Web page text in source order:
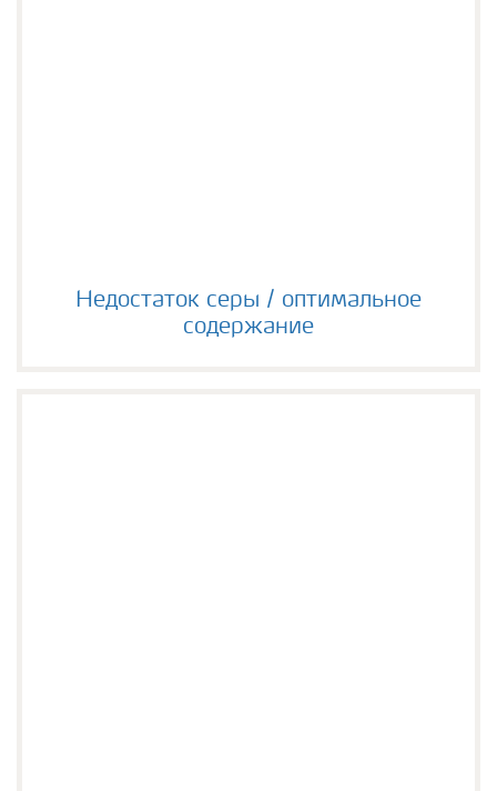
Недостаток серы / оптимальное содержание
Недостаток серы / оптимальное
содержание